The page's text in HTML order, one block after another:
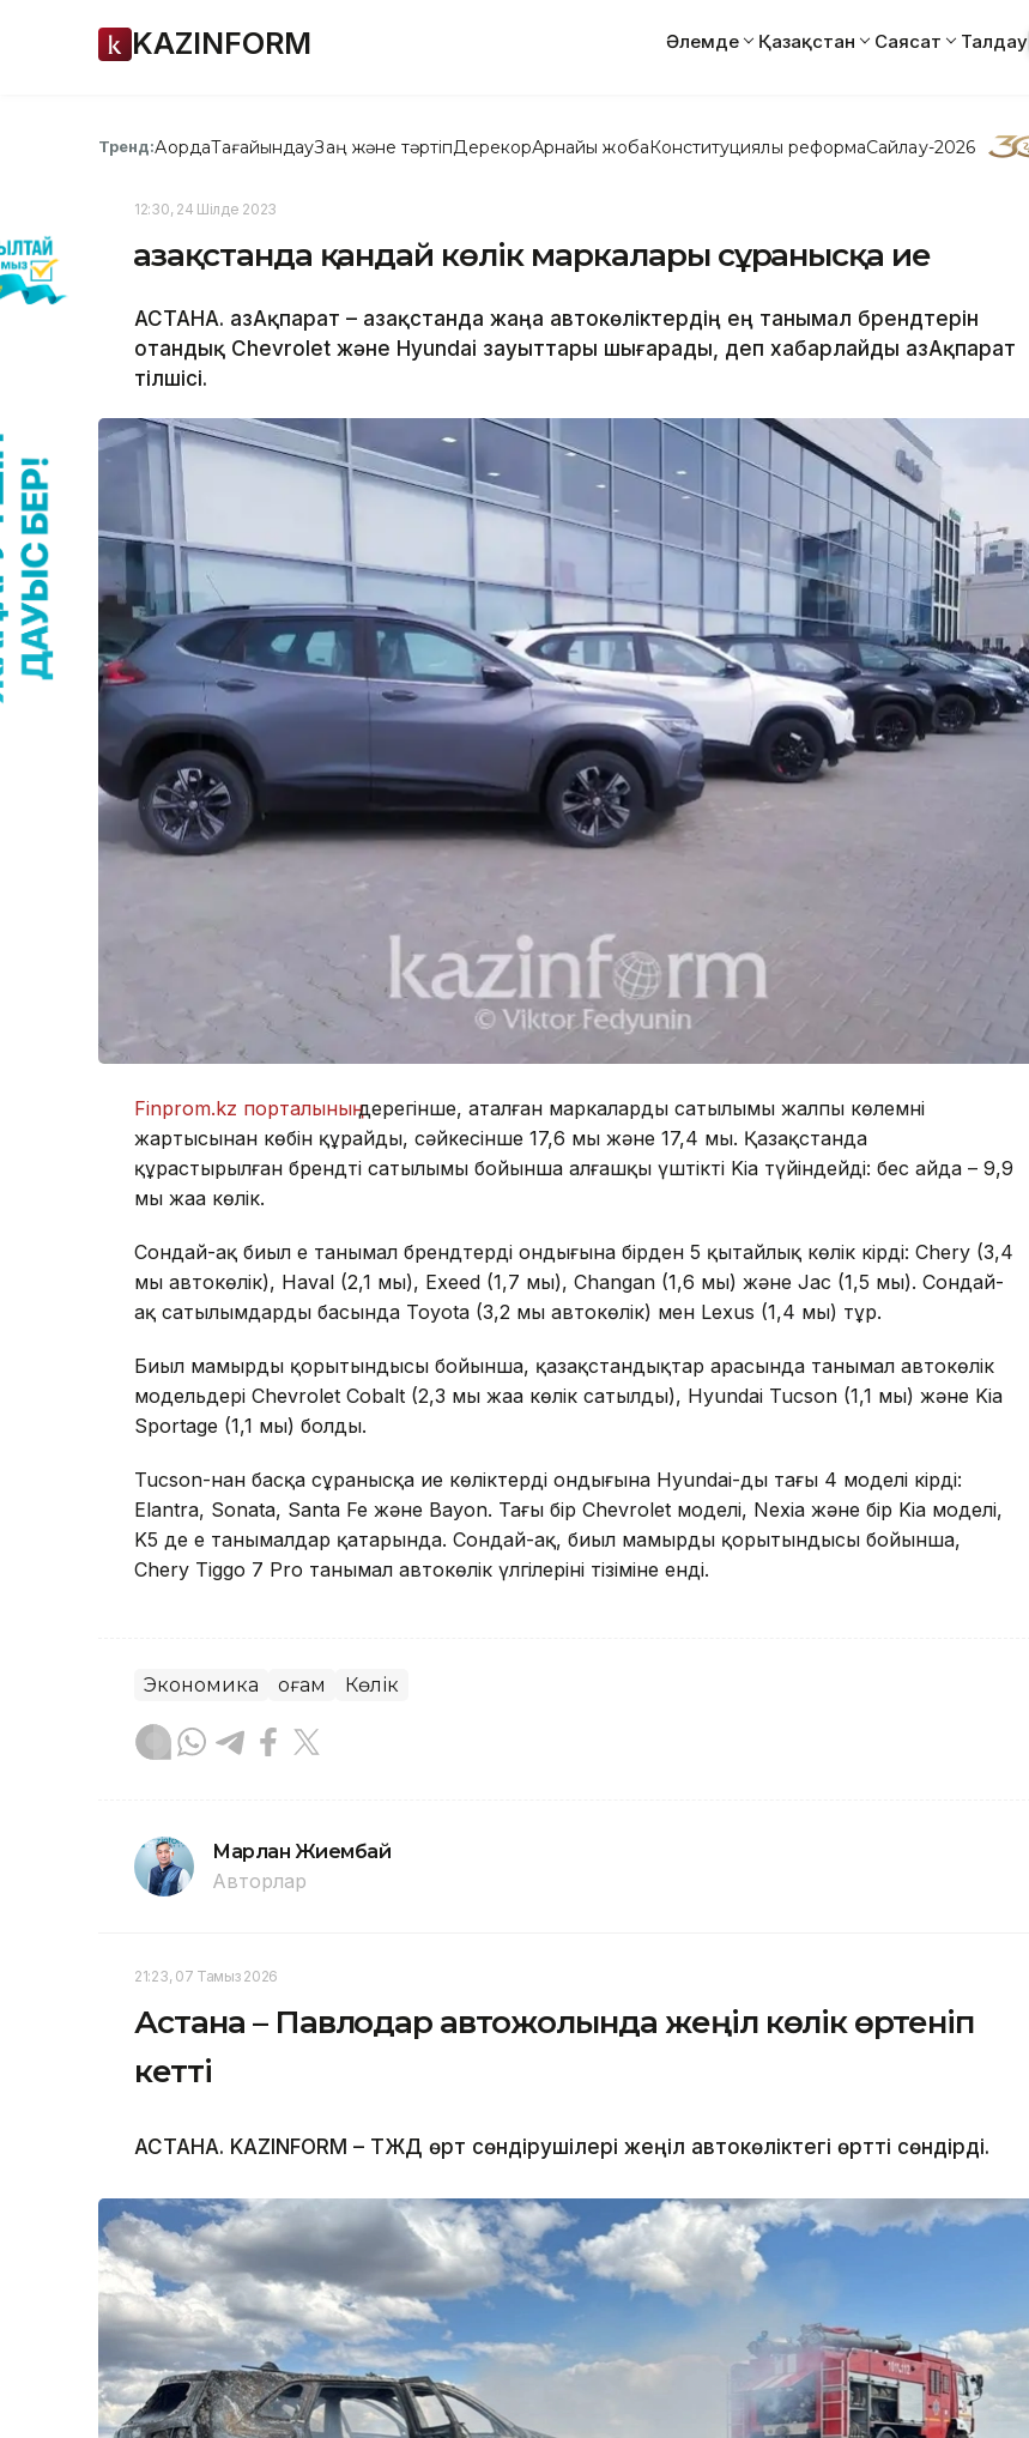
KAZINFORM Әлемде Қазақстан Саясат Талдау
Тренд:АқордаТағайындауЗаң және тәртіпДерекқорАрнайы жобаКонституциялық реформаСайлау-2026
12:30, 24 Шілде 2023
Қазақстанда қандай көлік маркалары сұранысқа ие
АСТАНА. ҚазАқпарат – Қазақстанда жаңа автокөліктердің ең танымал брендтерін
отандық Chevrolet және Hyundai зауыттары шығарады, деп хабарлайды ҚазАқпарат
тілшісі.
Finprom.kz порталыныңдерегінше, аталған маркалардың сатылымы жалпы көлемнің
жартысынан көбін құрайды, сәйкесінше 17,6 мың және 17,4 мың. Қазақстанда
құрастырылған брендтің сатылымы бойынша алғашқы үштікті Kia түйіндейді: бес айда – 9,9
мың жаңа көлік.
Сондай-ақ биыл ең танымал брендтердің ондығына бірден 5 қытайлық көлік кірді: Chery (3,4
мың автокөлік), Haval (2,1 мың), Exeed (1,7 мың), Changan (1,6 мың) және Jac (1,5 мың). Сондай-
ақ сатылымдардың басында Toyota (3,2 мың автокөлік) мен Lexus (1,4 мың) тұр.
Биыл мамырдың қорытындысы бойынша, қазақстандықтар арасында танымал автокөлік
модельдері Chevrolet Cobalt (2,3 мың жаңа көлік сатылды), Hyundai Tucson (1,1 мың) және Kia
Sportage (1,1 мың) болды.
Tucson-нан басқа сұранысқа ие көліктердің ондығына Hyundai-дың тағы 4 моделі кірді:
Elantra, Sonata, Santa Fe және Bayon. Тағы бір Chevrolet моделі, Nexia және бір Kia моделі,
K5 де ең танымалдар қатарында. Сондай-ақ, биыл мамырдың қорытындысы бойынша,
Chery Tiggo 7 Pro танымал автокөлік үлгілерінің тізіміне енді.
Экономика Қоғам Көлік
Марлан Жиембай
Авторлар
21:23, 07 Тамыз 2026
Астана – Павлодар автожолында жеңіл көлік өртеніп
кетті
АСТАНА. KAZINFORM – ТЖД өрт сөндірушілері жеңіл автокөліктегі өртті сөндірді.